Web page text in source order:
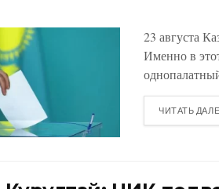
23 августа
Именно в
ЧИТАТЬ